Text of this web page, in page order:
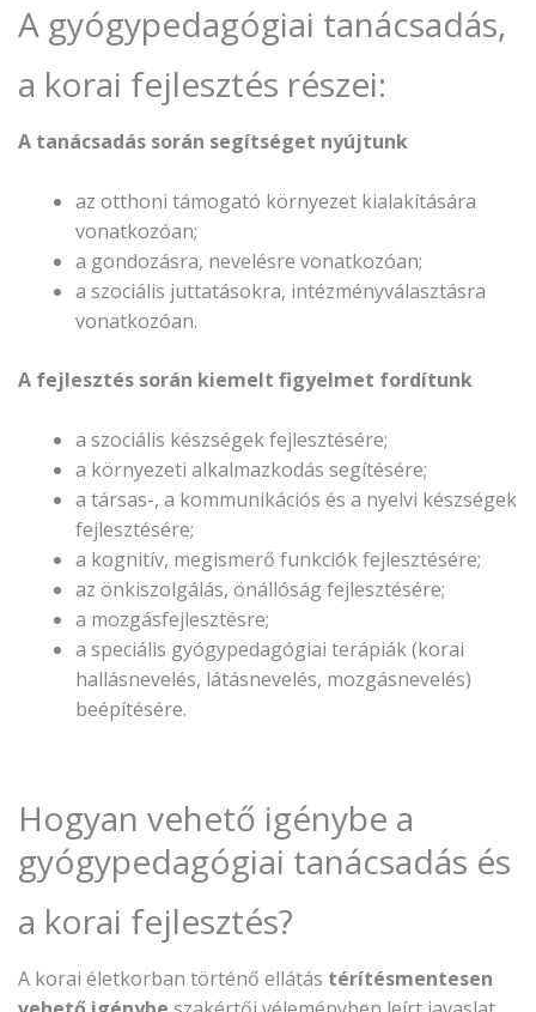
A gyógypedagógiai tanácsadás,
a korai fejlesztés részei:
A tanácsadás során segítséget nyújtunk
az otthoni támogató környezet kialakítására
vonatkozóan;
a gondozásra, nevelésre vonatkozóan;
a szociális juttatásokra, intézményválasztásra
vonatkozóan.
A fejlesztés során kiemelt figyelmet fordítunk
a szociális készségek fejlesztésére;
a környezeti alkalmazkodás segítésére;
a társas-, a kommunikációs és a nyelvi készségek
fejlesztésére;
a kognitív, megismerő funkciók fejlesztésére;
az önkiszolgálás, önállóság fejlesztésére;
a mozgásfejlesztésre;
a speciális gyógypedagógiai terápiák (korai
hallásnevelés, látásnevelés, mozgásnevelés)
beépítésére.
Hogyan vehető igénybe a
gyógypedagógiai tanácsadás és
a korai fejlesztés?
A korai életkorban történő ellátás térítésmentesen